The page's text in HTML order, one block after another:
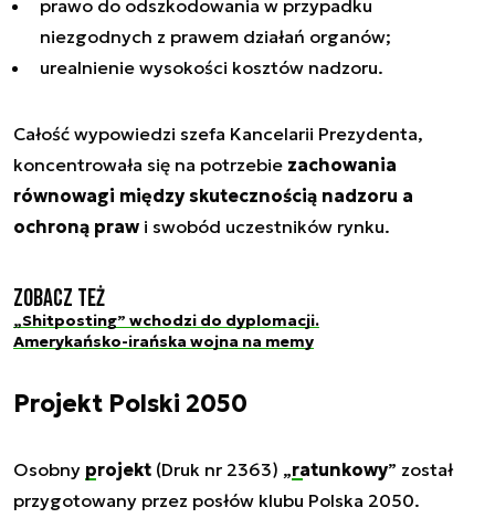
prawo do odszkodowania w przypadku
niezgodnych z prawem działań organów;
urealnienie wysokości kosztów nadzoru.
Całość wypowiedzi szefa Kancelarii Prezydenta,
koncentrowała się na potrzebie zachowania
równowagi między skutecznością nadzoru a
ochroną praw i swobód uczestników rynku.
Zobacz też
„Shitposting” wchodzi do dyplomacji.
Amerykańsko-irańska wojna na memy
Projekt Polski 2050
Osobny projekt (Druk nr 2363) „ratunkowy” został
przygotowany przez posłów klubu Polska 2050.